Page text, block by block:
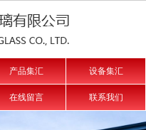
产品集汇 设备集汇
在线留言 联系我们